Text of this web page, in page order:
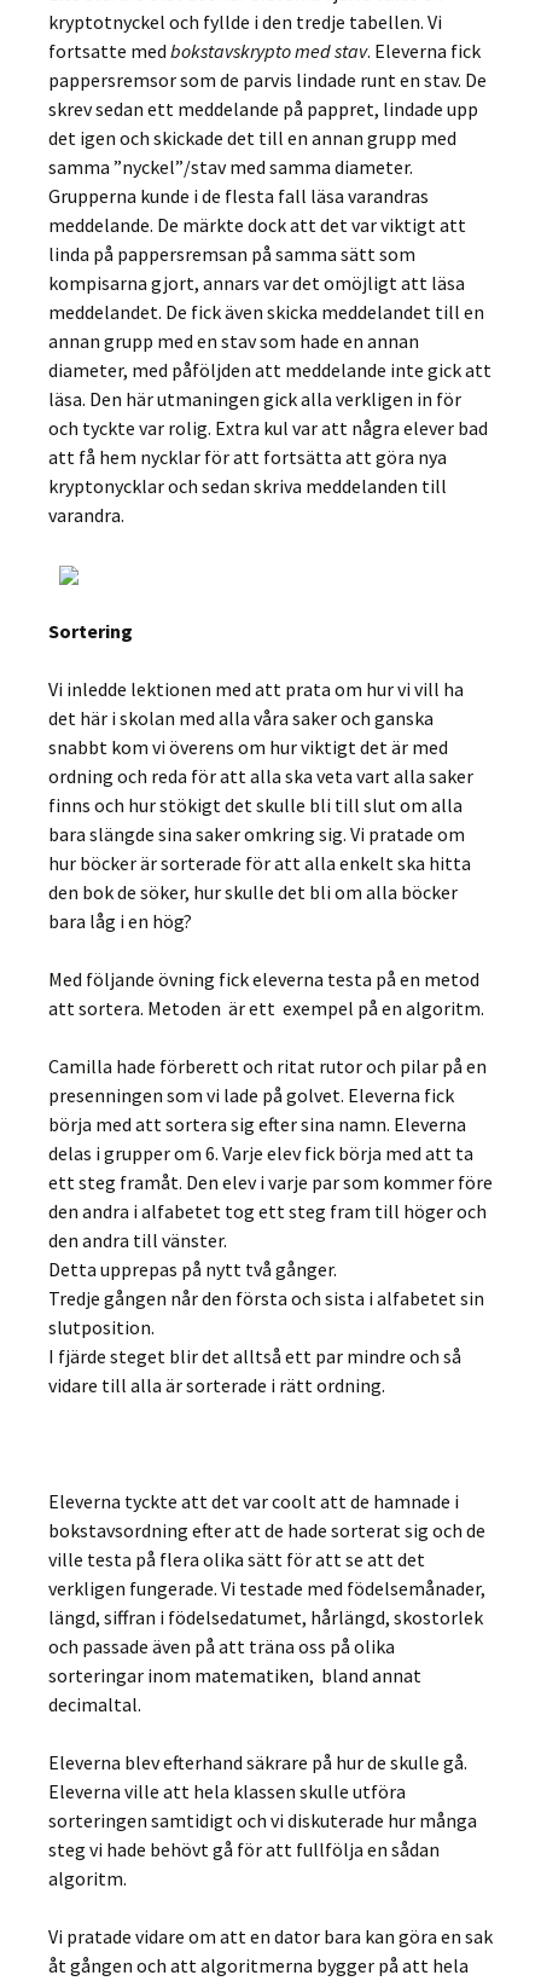
kryptotnyckel och fyllde i den tredje tabellen. Vi
fortsatte med bokstavskrypto med stav. Eleverna fick
pappersremsor som de parvis lindade runt en stav. De
skrev sedan ett meddelande på pappret, lindade upp
det igen och skickade det till en annan grupp med
samma ”nyckel”/stav med samma diameter.
Grupperna kunde i de flesta fall läsa varandras
meddelande. De märkte dock att det var viktigt att
linda på pappersremsan på samma sätt som
kompisarna gjort, annars var det omöjligt att läsa
meddelandet. De fick även skicka meddelandet till en
annan grupp med en stav som hade en annan
diameter, med påföljden att meddelande inte gick att
läsa. Den här utmaningen gick alla verkligen in för
och tyckte var rolig. Extra kul var att några elever bad
att få hem nycklar för att fortsätta att göra nya
kryptonycklar och sedan skriva meddelanden till
varandra.
Sortering
Vi inledde lektionen med att prata om hur vi vill ha
det här i skolan med alla våra saker och ganska
snabbt kom vi överens om hur viktigt det är med
ordning och reda för att alla ska veta vart alla saker
finns och hur stökigt det skulle bli till slut om alla
bara slängde sina saker omkring sig. Vi pratade om
hur böcker är sorterade för att alla enkelt ska hitta
den bok de söker, hur skulle det bli om alla böcker
bara låg i en hög?
Med följande övning fick eleverna testa på en metod
att sortera. Metoden är ett exempel på en algoritm.
Camilla hade förberett och ritat rutor och pilar på en
presenningen som vi lade på golvet. Eleverna fick
börja med att sortera sig efter sina namn. Eleverna
delas i grupper om 6. Varje elev fick börja med att ta
ett steg framåt. Den elev i varje par som kommer före
den andra i alfabetet tog ett steg fram till höger och
den andra till vänster.
Detta upprepas på nytt två gånger.
Tredje gången når den första och sista i alfabetet sin
slutposition.
I fjärde steget blir det alltså ett par mindre och så
vidare till alla är sorterade i rätt ordning.
Eleverna tyckte att det var coolt att de hamnade i
bokstavsordning efter att de hade sorterat sig och de
ville testa på flera olika sätt för att se att det
verkligen fungerade. Vi testade med födelsemånader,
längd, siffran i födelsedatumet, hårlängd, skostorlek
och passade även på att träna oss på olika
sorteringar inom matematiken, bland annat
decimaltal.
Eleverna blev efterhand säkrare på hur de skulle gå.
Eleverna ville att hela klassen skulle utföra
sorteringen samtidigt och vi diskuterade hur många
steg vi hade behövt gå för att fullfölja en sådan
algoritm.
Vi pratade vidare om att en dator bara kan göra en sak
åt gången och att algoritmerna bygger på att hela